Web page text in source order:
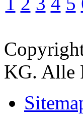
KG. Alle